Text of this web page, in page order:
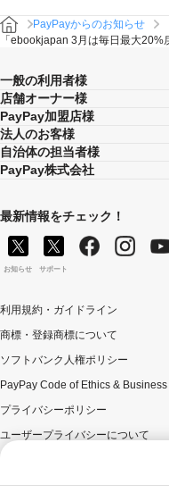
PayPayからのお知らせ
「ebookjapan 3月は毎日最大
一般の利用者様
店舗オーナー様
PayPay加盟店様
法人のお客様
自治体の担当者様
PayPay株式会社
最新情報をチェック！
お知らせ サポート
利用規約・ガイドライン
商標・登録商標について
ソフトバンク人権ポリシー
PayPay Code of Ethics &
プライバシーポリシー
ユーザープライバシーについて
ウェブサイト利用規約